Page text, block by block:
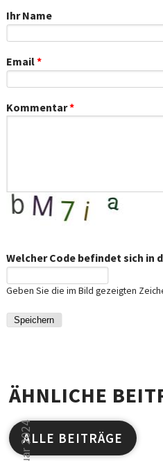
Ihr Name
Email*
Kommentar*
Welcher Code befindet sich in
Geben Sie die im Bild gezeigten
ÄHNLICHE
ALLE BEITRÄGE